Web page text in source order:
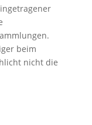
beim
nicht die